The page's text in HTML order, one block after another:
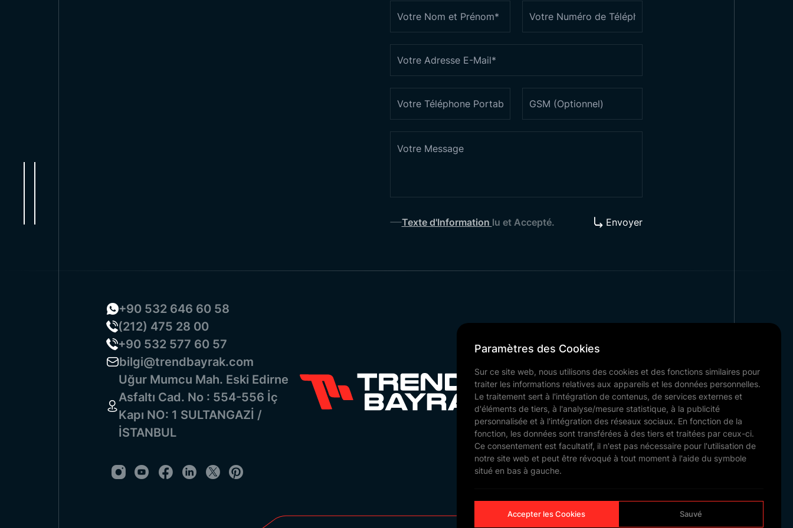
Panier d’offres
Affiches d’Atatürk
Anciens États Turcs
Mâts de Drapeaux
Drapeaux en Papier
Voir Tous les Produits
FAIRE GLISSER
Texte d'Information lu et Accepté. Envoyer
+90 532 646 60 58
(212) 475 28 00
+90 532 577 60 57
bilgi@trendbayrak.com
Uğur Mumcu Mah. Eski Edirne
Asfaltı Cad. No : 554-556 İç
Kapı NO: 1 SULTANGAZİ /
İSTANBUL
Nos Références
Actualités & Blog
Communication
Nos Documents
Découvrez nos Produits
Paramètres des Cookies
Sur ce site web, nous utilisons des cookies et des fonctions similaires pour
traiter les informations relatives aux appareils et les données personnelles.
Le traitement sert à l'intégration de contenus, de services externes et
d'éléments de tiers, à l'analyse/mesure statistique, à la publicité
personnalisée et à l'intégration des réseaux sociaux. En fonction de la
fonction, les données sont transférées à des tiers et traitées par ceux-ci.
Ce consentement est facultatif, il n'est pas nécessaire pour l'utilisation de
notre site web et peut être révoqué à tout moment à l'aide du symbole
situé en bas à gauche.
Accepter les Cookies Sauvé